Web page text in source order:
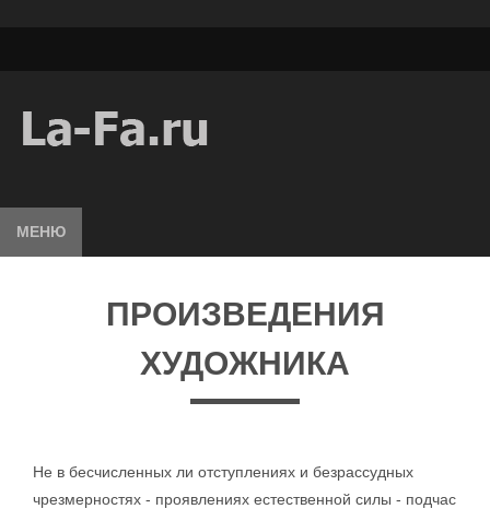
МЕНЮ
ПРОИЗВЕДЕНИЯ
ХУДОЖНИКА
Не в бесчисленных ли отступлениях и безрассудных
чрезмерностях - проявлениях естественной силы - подчас